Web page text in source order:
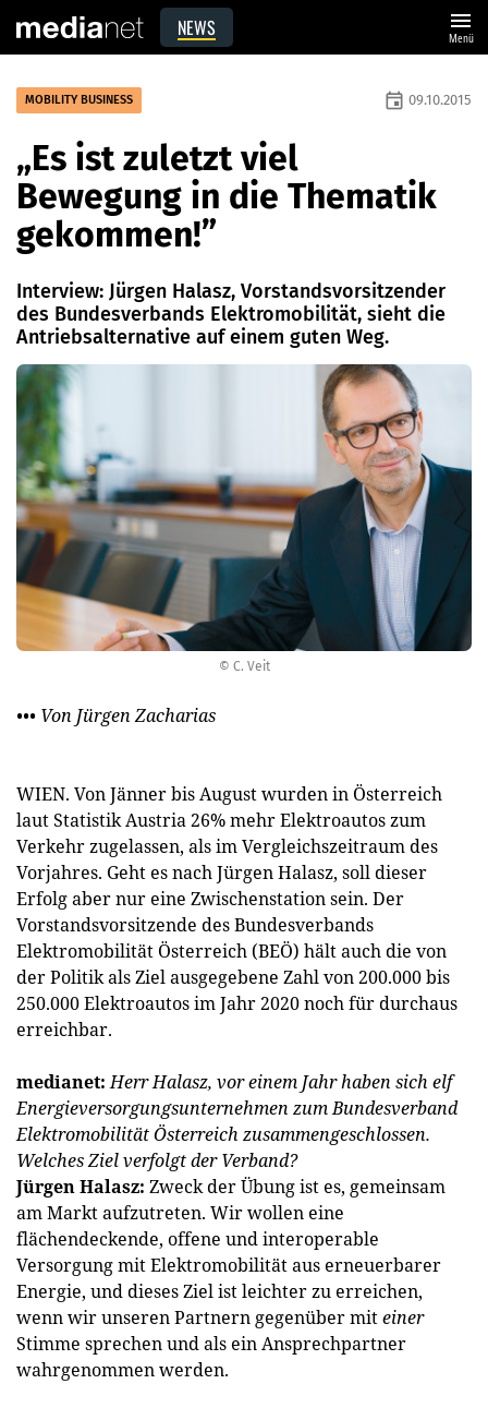
NEWS menu
Menü
© C. Veit
MOBILITY BUSINESS event 09.10.2015
„Es ist zuletzt viel
Bewegung in die Thematik
gekommen!”
Interview: Jürgen Halasz, Vorstandsvorsitzender
des Bundesverbands Elektromobilität, sieht die
Antriebsalternative auf einem guten Weg.
••• Von Jürgen Zacharias
WIEN. Von Jänner bis August wurden in Österreich
laut Statistik Austria 26% mehr Elektroautos zum
Verkehr zugelassen, als im Vergleichszeitraum des
Vorjahres. Geht es nach Jürgen Halasz, soll dieser
Erfolg aber nur eine Zwischenstation sein. Der
Vorstandsvorsitzende des Bundesverbands
Elektromobilität Österreich (BEÖ) hält auch die von
der Politik als Ziel ausgegebene Zahl von 200.000 bis
250.000 Elektroautos im Jahr 2020 noch für durchaus
erreichbar.
medianet:Herr Halasz, vor einem Jahr haben sich elf
Energieversorgungsunternehmen zum Bundesverband
Elektromobilität Österreich zusammengeschlossen.
Welches Ziel verfolgt der Verband?
Jürgen Halasz: Zweck der Übung ist es, gemeinsam
am Markt aufzutreten. Wir wollen eine
flächendeckende, offene und interoperable
Versorgung mit Elektromobilität aus erneuerbarer
Energie, und dieses Ziel ist leichter zu erreichen,
wenn wir unseren Partnern gegenüber miteiner
Stimme sprechen und als ein Ansprechpartner
wahrgenommen werden.